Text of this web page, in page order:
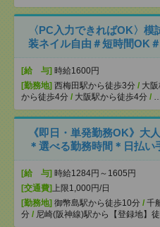
〈PC入力できればOK〉
装ネイル自由＃短時間OK
[給 与] 時給1600円
[勤務地] 西梅田駅から徒歩3分 / 大
から徒歩4分 / 大阪駅から徒歩4分 /
《即日・単発勤務OK》大
＊選べる勤務時間＊日払い
[給 与] 時給1284円～1605円
[交通費] 上限1,000円/日
[勤務地] 御幣島駅から徒歩10分 / 千
分 / 尼崎(阪神線)駅から【登録地】